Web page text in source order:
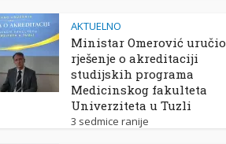
AKTUELNO
Ministar Omerović uručio
rješenje o akreditaciji
studijskih programa
Medicinskog fakulteta
Univerziteta u Tuzli
3 sedmice ranije